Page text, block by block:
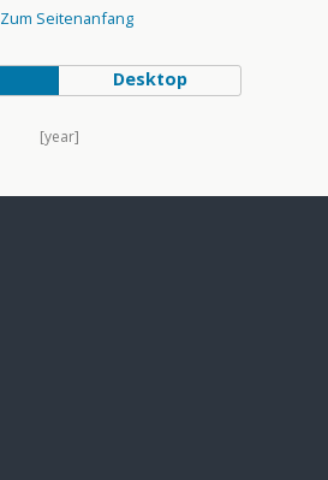
Zum Seitenanfang
Desktop
[year]